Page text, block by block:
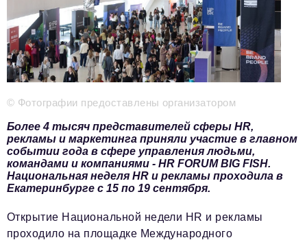
info@business-magazine.online
Отдел рекламы
reklama@business-magazine.online
Отдел распространения/редакционная подписка
podpiska@business-magazine.online
Отдел по работе с партнерами
partner@business-magazine.online
© Фотографии предоставлены организатором
Более 4 тысяч представителей сферы HR,
рекламы и маркетинга приняли участие в главном
событии года в сфере управления людьми,
командами и компаниями - HR FORUM BIG FISH.
Национальная неделя HR и рекламы проходила в
Екатеринбурге с 15 по 19 сентября.
Открытие Национальной недели HR и рекламы
проходило на площадке Международного